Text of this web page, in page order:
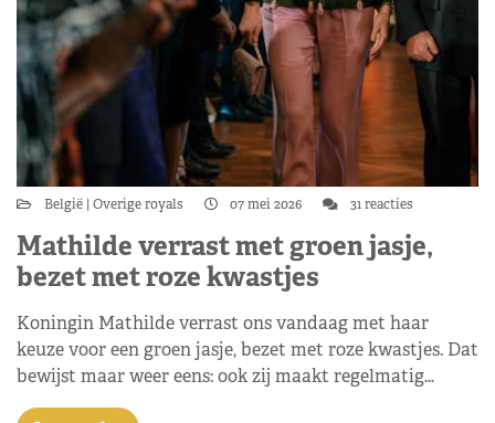
België Overige royals 07 mei 2026 31 reacties
Mathilde verrast met groen jasje,
bezet met roze kwastjes
Koningin Mathilde verrast ons vandaag met haar
keuze voor een groen jasje, bezet met roze kwastjes. Dat
bewijst maar weer eens: ook zij maakt regelmatig…